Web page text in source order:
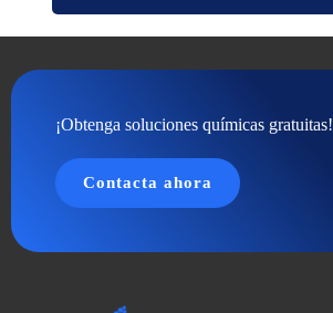
¡Obtenga soluciones químicas gratuitas!
Contacta ahora